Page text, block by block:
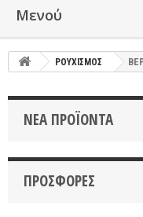
Μενού
ΡΟΥΧΙΣΜΟΣ
ΝΈΑ ΠΡΟΪΌΝΤΑ
ΠΡΟΣΦΟΡΈΣ